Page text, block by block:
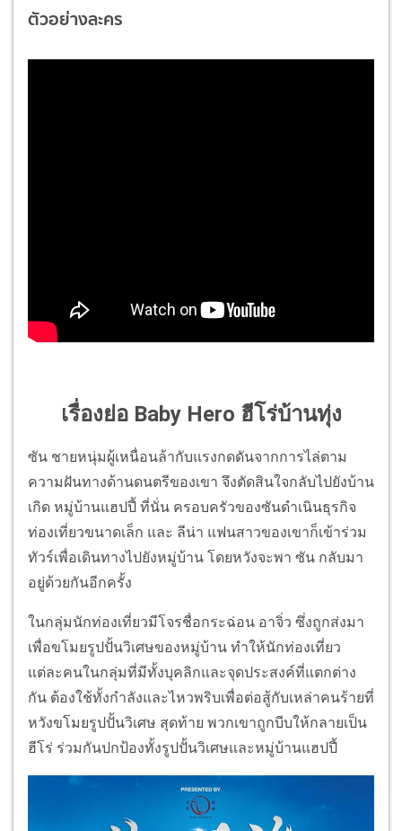
ตัวอย่างละคร
เรื่องย่อ Baby Hero ฮีโร่บ้านทุ่ง
ซัน ชายหนุ่มผู้เหนื่อนล้ากับแรงกดดันจากการไล่ตาม
ความฝันทางด้านดนตรีของเขา จึงตัดสินใจกลับไปยังบ้าน
เกิด หมู่บ้านแฮปปี้ ที่นั่น ครอบครัวของซันดำเนินธุรกิจ
ท่องเที่ยวขนาดเล็ก และ ลีน่า แฟนสาวของเขาก็เข้าร่วม
ทัวร์เพื่อเดินทางไปยังหมู่บ้าน โดยหวังจะพา ซัน กลับมา
อยู่ด้วยกันอีกครั้ง
ในกลุ่มนักท่องเที่ยวมีโจรชื่อกระฉ่อน อาจิ่ว ซึ่งถูกส่งมา
เพื่อขโมยรูปปั้นวิเศษของหมู่บ้าน ทำให้นักท่องเที่ยว
แต่ละคนในกลุ่มที่มีทั้งบุคลิกและจุดประสงค์ที่แตกต่าง
กัน ต้องใช้ทั้งกำลังและไหวพริบเพื่อต่อสู้กับเหล่าคนร้ายที่
หวังขโมยรูปปั้นวิเศษ สุดท้าย พวกเขาถูกบีบให้กลายเป็น
ฮีโร่ ร่วมกันปกป้องทั้งรูปปั้นวิเศษและหมู่บ้านแฮปปี้